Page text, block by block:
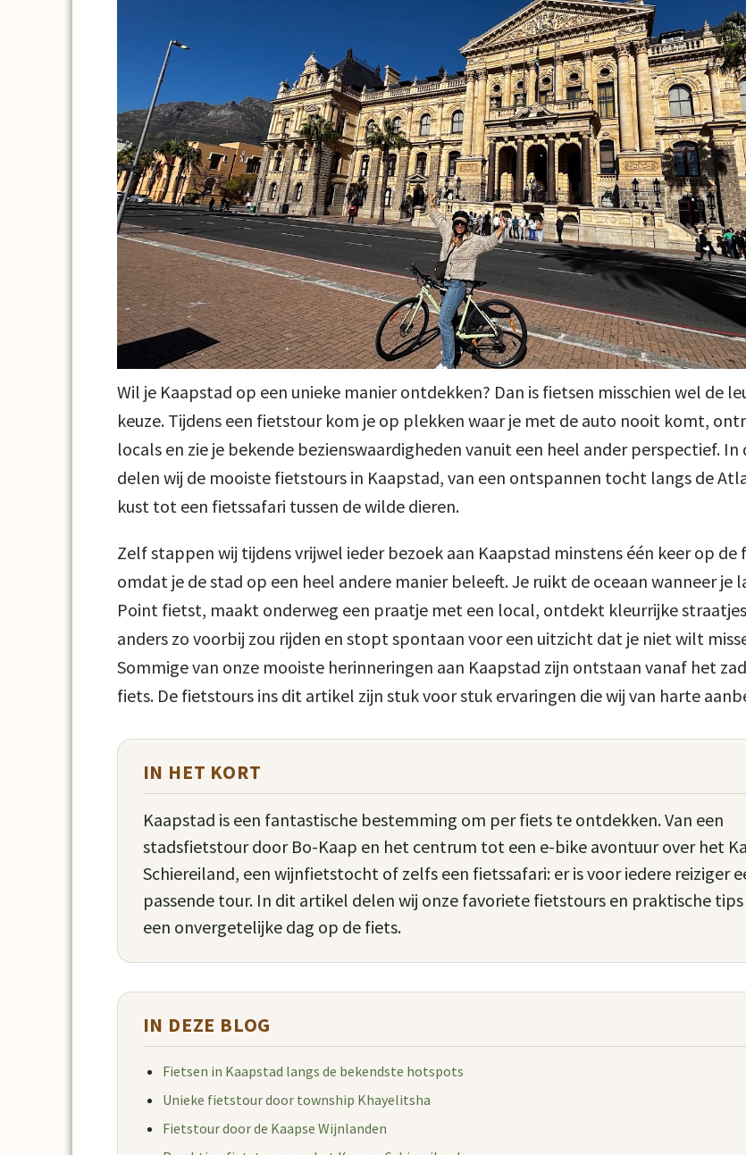
Wil je Kaapstad op een unieke manier ontdekken? Dan is fietsen misschien wel de
keuze. Tijdens een fietstour kom je op plekken waar je met de auto nooit komt,
locals en zie je bekende bezienswaardigheden vanuit een heel ander perspectief.
delen wij de mooiste fietstours in Kaapstad, van een ontspannen tocht langs de
kust tot een fietssafari tussen de wilde dieren.
Zelf stappen wij tijdens vrijwel ieder bezoek aan Kaapstad minstens één keer op de
omdat je de stad op een heel andere manier beleeft. Je ruikt de oceaan wanneer je
Point fietst, maakt onderweg een praatje met een local, ontdekt kleurrijke
anders zo voorbij zou rijden en stopt spontaan voor een uitzicht dat je niet wilt
Sommige van onze mooiste herinneringen aan Kaapstad zijn ontstaan vanaf het
fiets. De fietstours ins dit artikel zijn stuk voor stuk ervaringen die wij van harte
IN HET KORT
Kaapstad is een fantastische bestemming om per fiets te ontdekken. Van een
stadsfietstour door Bo-Kaap en het centrum tot een e-bike avontuur over het
Schiereiland, een wijnfietstocht of zelfs een fietssafari: er is voor iedere reiziger
passende tour. In dit artikel delen wij onze favoriete fietstours en praktische
een onvergetelijke dag op de fiets.
IN DEZE BLOG
Fietsen in Kaapstad langs de bekendste hotspots
Unieke fietstour door township Khayelitsha
Fietstour door de Kaapse Wijnlanden